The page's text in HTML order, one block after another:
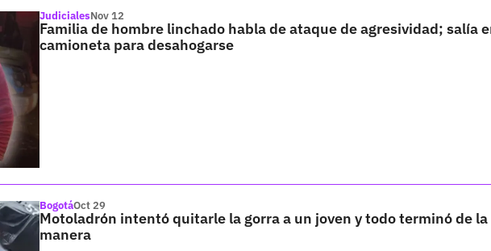
JudicialesNov 12
Familia de hombre linchado habla de ataque de agresividad; salía
camioneta para desahogarse
BogotáOct 29
Motoladrón intentó quitarle la gorra a un joven y todo terminó de la
manera